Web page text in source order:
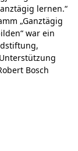
lernen.“
„Ganztägig
war ein
Bosch